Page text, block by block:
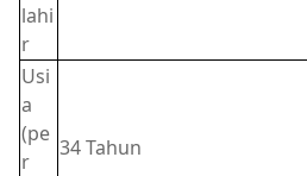
lahi
r
Usi
a
(pe
r
34 Tahun